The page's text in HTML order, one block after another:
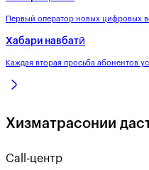
Первый оператор новых цифровых
Хабари навбатӣ
Каждая вторая просьба абонентов
Хизматрасонии
Call-центр